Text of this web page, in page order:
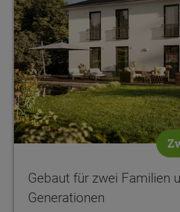
Gebaut für zwei Familien
Generationen